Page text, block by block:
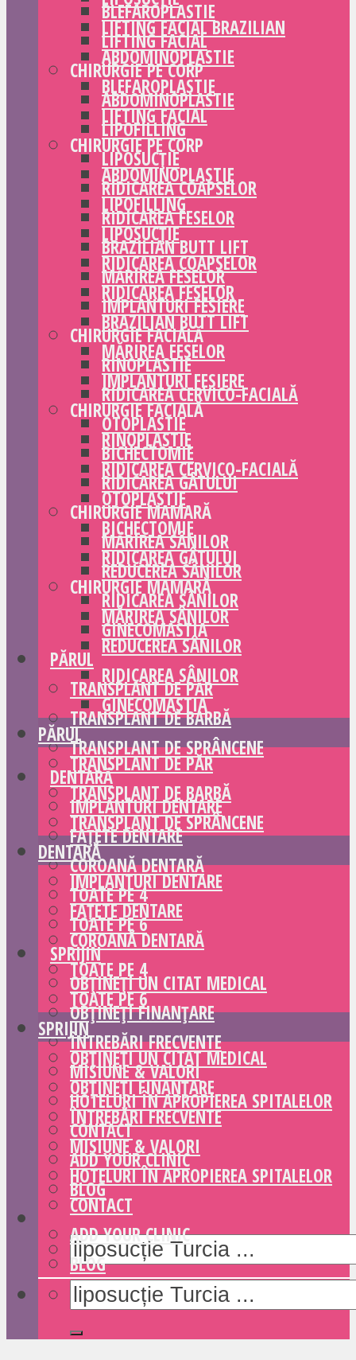
BLEFAROPLASTIE
LIFTING FACIAL
CHIRURGIE PE CORP
ABDOMINOPLASTIE
LIPOFILLING
LIPOSUCȚIE
RIDICAREA COAPSELOR
RIDICAREA FESELOR
BRAZILIAN BUTT LIFT
MĂRIREA FESELOR
IMPLANTURI FESIERE
CHIRURGIE FACIALĂ
RINOPLASTIE
RIDICAREA CERVICO-FACIALĂ
OTOPLASTIE
BICHECTOMIE
RIDICAREA GÂTULUI
CHIRURGIE MAMARĂ
MĂRIREA SÂNILOR
REDUCEREA SÂNILOR
RIDICAREA SÂNILOR
GINECOMASTIA
PĂRUL
TRANSPLANT DE PĂR
TRANSPLANT DE BARBĂ
TRANSPLANT DE SPRÂNCENE
DENTARĂ
IMPLANTURI DENTARE
FAȚETE DENTARE
COROANĂ DENTARĂ
TOATE PE 4
TOATE PE 6
SPRIJIN
OBȚINEȚI UN CITAT MEDICAL
OBȚINEȚI FINANȚARE
ÎNTREBĂRI FRECVENTE
MISIUNE & VALORI
HOTELURI ÎN APROPIEREA SPITALELOR
CONTACT
ADD YOUR CLINIC
BLOG
LIFTING FACIAL BRAZILIAN
ABDOMINOPLASTIE
BLEFAROPLASTIE
LIFTING FACIAL
CHIRURGIE PE CORP
ABDOMINOPLASTIE
LIPOFILLING
LIPOSUCȚIE
RIDICAREA COAPSELOR
RIDICAREA FESELOR
BRAZILIAN BUTT LIFT
MĂRIREA FESELOR
IMPLANTURI FESIERE
CHIRURGIE FACIALĂ
RINOPLASTIE
RIDICAREA CERVICO-FACIALĂ
OTOPLASTIE
BICHECTOMIE
RIDICAREA GÂTULUI
CHIRURGIE MAMARĂ
MĂRIREA SÂNILOR
REDUCEREA SÂNILOR
RIDICAREA SÂNILOR
GINECOMASTIA
PĂRUL
TRANSPLANT DE PĂR
TRANSPLANT DE BARBĂ
TRANSPLANT DE SPRÂNCENE
DENTARĂ
IMPLANTURI DENTARE
FAȚETE DENTARE
COROANĂ DENTARĂ
TOATE PE 4
TOATE PE 6
SPRIJIN
OBȚINEȚI UN CITAT MEDICAL
OBȚINEȚI FINANȚARE
ÎNTREBĂRI FRECVENTE
MISIUNE & VALORI
HOTELURI ÎN APROPIEREA SPITALELOR
CONTACT
ADD YOUR CLINIC
BLOG